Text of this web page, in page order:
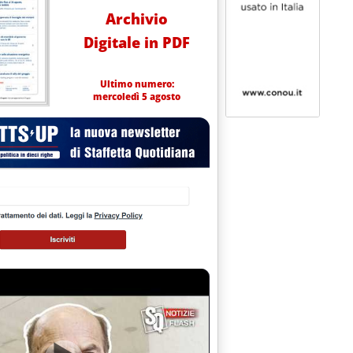
Archivio
Digitale in PDF
Ultimo numero:
mercoledì 5 agosto